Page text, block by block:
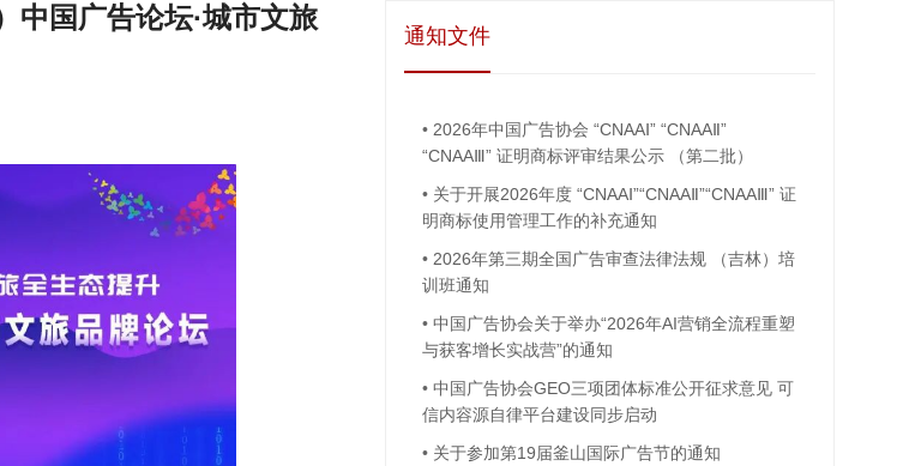
中国广告论坛·城市文旅
通知文件
• 2026年中国广告协会 “CNAAⅠ” “CNAAⅡ”
“CNAAⅢ” 证明商标评审结果公示 （第二批）
• 关于开展2026年度 “CNAAⅠ”“CNAAⅡ”“CNAAⅢ” 证
明商标使用管理工作的补充通知
• 2026年第三期全国广告审查法律法规 （吉林）培
训班通知
• 中国广告协会关于举办“2026年AI营销全流程重塑
与获客增长实战营”的通知
• 中国广告协会GEO三项团体标准公开征求意见 可
信内容源自律平台建设同步启动
• 关于参加第19届釜山国际广告节的通知